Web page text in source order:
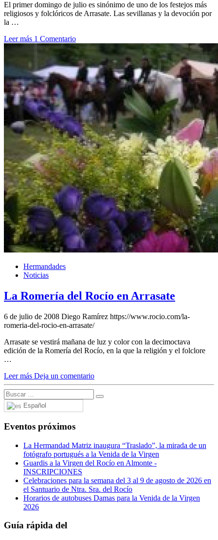
El primer domingo de julio es sinónimo de uno de los festejos más
religiosos y folclóricos de Arrasate. Las sevillanas y la devoción por
la …
Leer más 1 Comentario
Hermandades
Noticias
La Romería del Rocío en Arrasate
6 de julio de 2008 Diego Ramírez https://www.rocio.com/la-
romeria-del-rocio-en-arrasate/
Arrasate se vestirá mañana de luz y color con la decimoctava
edición de la Romería del Rocío, en la que la religión y el folclore
…
Leer más Deja un comentario
Español
Eventos próximos
La Hermandad Matriz inaugura “Traslado”, la mirada de un
fotógrafo portugués a la Venida de la Virgen
Guardis a la Virgen del Rocío en Almonte -
INSCRIPCIONES
Celebraciones para la semana del 3 al 9 de agosto de 2026 en
el Santuario de Ntra. Sra. del Rocío
Horarios de autobuses Damas para la Venida de la Virgen
2026
Guía rápida del